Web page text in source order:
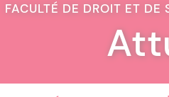
FACULTÉ DE DROIT ET DE